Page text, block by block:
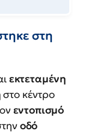
στη
εκτεταμένη
στο κέντρο
εντοπισμό
οδό